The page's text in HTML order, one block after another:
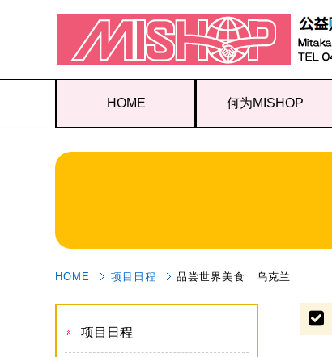
HOME 何为MISHOP
HOME 项目日程 品尝世界美食 乌克兰
项目日程